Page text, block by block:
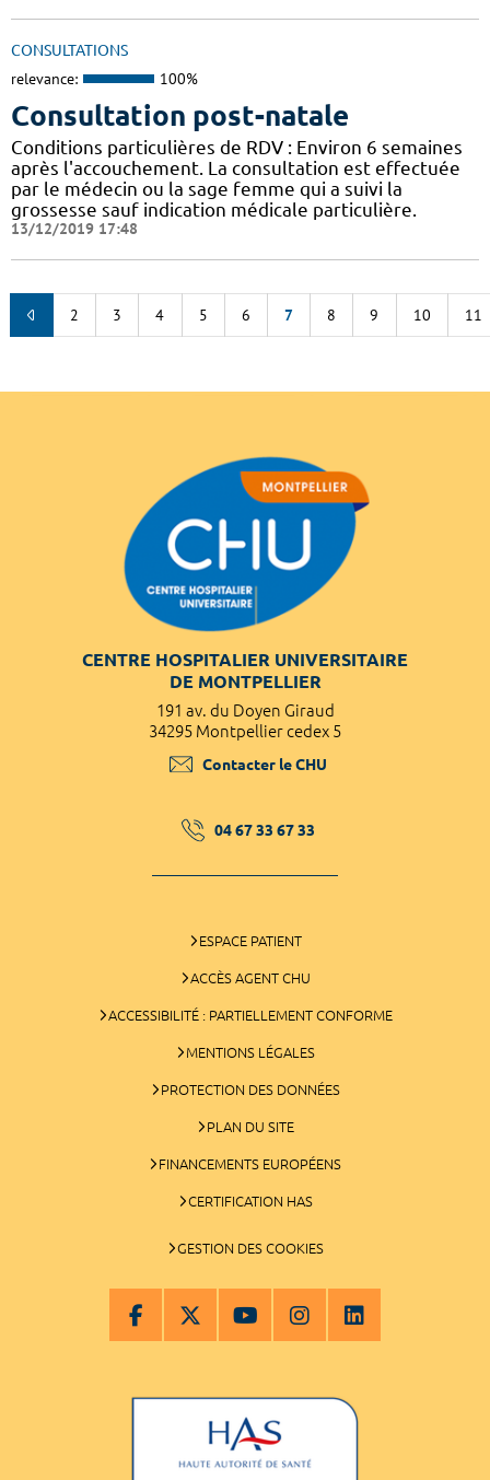
CONSULTATIONS
relevance: 100%
Consultation post-natale
Conditions particulières de RDV : Environ 6 semaines
après l'accouchement. La consultation est effectuée
par le médecin ou la sage femme qui a suivi la
grossesse sauf indication médicale particulière.
13/12/2019 17:48
2 3 4 5 6 7 8 9 10 11
CENTRE HOSPITALIER UNIVERSITAIRE
DE MONTPELLIER
191 av. du Doyen Giraud
34295 Montpellier cedex 5
Contacter le CHU
04 67 33 67 33
ESPACE PATIENT
ACCÈS AGENT CHU
ACCESSIBILITÉ : PARTIELLEMENT CONFORME
MENTIONS LÉGALES
PROTECTION DES DONNÉES
PLAN DU SITE
FINANCEMENTS EUROPÉENS
CERTIFICATION HAS
GESTION DES COOKIES